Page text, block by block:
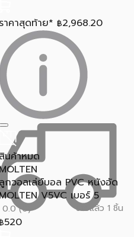
ราคาสุดท้าย* ฿2,968.20
สินค้าหมด
MOLTEN
ลูกวอลเล่ย์บอล PVC หนังอัด
MOLTEN V5VC เบอร์ 5
0.0 (0) ขายแล้ว 1 ชิ้น
520